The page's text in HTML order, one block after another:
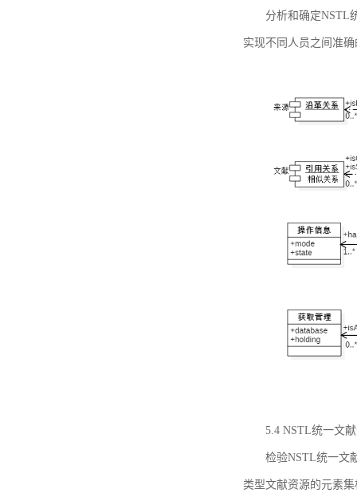
分析和确定NSTL
实现不同人员之间准
5.4 NSTL统一文
检验NSTL统一文
类型文献资源的元素